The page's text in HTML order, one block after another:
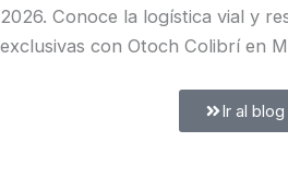
2026. Conoce la logística vial y
exclusivas con Otoch Colibrí en
Ir al blog